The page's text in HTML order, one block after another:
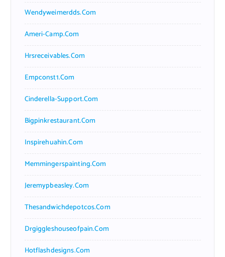
Wendyweimerdds.com
Ameri-Camp.com
Hrsreceivables.com
Empconst1.com
Cinderella-Support.com
Bigpinkrestaurant.com
Inspirehuahin.com
Memmingerspainting.com
Jeremypbeasley.com
Thesandwichdepotcos.com
Drgiggleshouseofpain.com
Hotflashdesigns.com